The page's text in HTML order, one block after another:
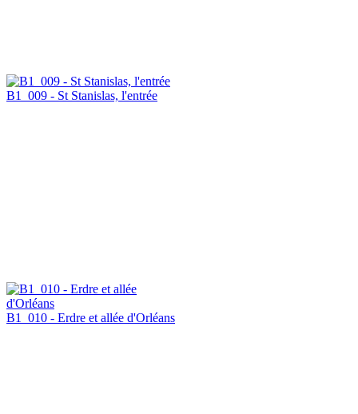
B1_009 - St Stanislas, l'entrée
B1_010 - Erdre et allée d'Orléans